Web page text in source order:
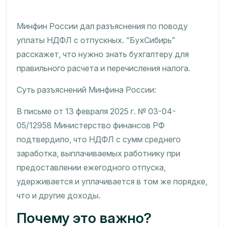
Минфин России дал разъяснения по поводу
уплаты НДФЛ с отпускных. “БухСибирь”
расскажет, что нужно знать бухгалтеру для
правильного расчета и перечисления налога.
Суть разъяснений Минфина России:
В письме от 13 февраля 2025 г. № 03-04-
05/12958 Министерство финансов РФ
подтвердило, что НДФЛ с сумм среднего
заработка, выплачиваемых работнику при
предоставлении ежегодного отпуска,
удерживается и уплачивается в том же порядке,
что и другие доходы.
Почему это важно?